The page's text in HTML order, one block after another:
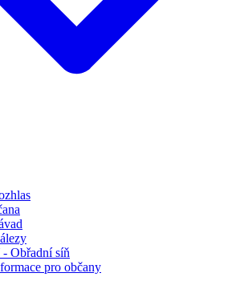
Obřadní síň
pro občany